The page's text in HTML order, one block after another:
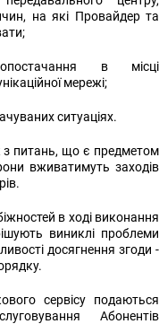
на які Провайдер та
в місці
мережі;
ситуаціях.
з питань, що є предметом
вживатимуть заходів
в ході виконання
виниклі проблеми
досягнення згоди -
сервісу подаються
Абонентів